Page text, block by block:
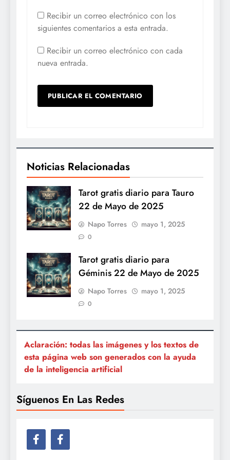
Recibir un correo electrónico con los
siguientes comentarios a esta entrada.
Recibir un correo electrónico con cada
nueva entrada.
Noticias Relacionadas
Tarot gratis diario para Tauro
22 de Mayo de 2025
Napo Torres mayo 1, 2025
0
Tarot gratis diario para
Géminis 22 de Mayo de 2025
Napo Torres mayo 1, 2025
0
Aclaración: todas las imágenes y los textos de
esta página web son generados con la ayuda
de la inteligencia artificial
Síguenos En Las Redes